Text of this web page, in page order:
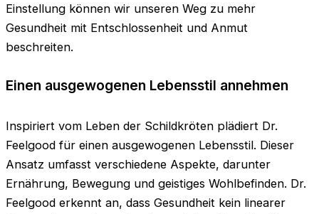
Einstellung können wir unseren Weg zu mehr
Gesundheit mit Entschlossenheit und Anmut
beschreiten.
Einen ausgewogenen Lebensstil annehmen
Inspiriert vom Leben der Schildkröten plädiert Dr.
Feelgood für einen ausgewogenen Lebensstil. Dieser
Ansatz umfasst verschiedene Aspekte, darunter
Ernährung, Bewegung und geistiges Wohlbefinden. Dr.
Feelgood erkennt an, dass Gesundheit kein linearer